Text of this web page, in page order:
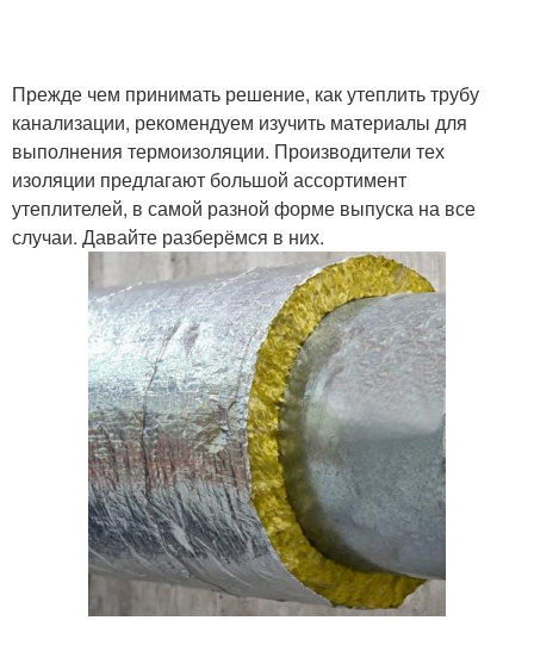
Прежде чем принимать решение, как утеплить трубу
канализации, рекомендуем изучить материалы для
выполнения термоизоляции. Производители тех
изоляции предлагают большой ассортимент
утеплителей, в самой разной форме выпуска на все
случаи. Давайте разберёмся в них.